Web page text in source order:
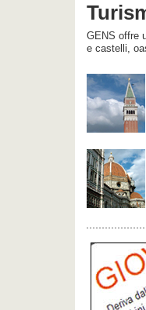
GENS offre
e castelli,